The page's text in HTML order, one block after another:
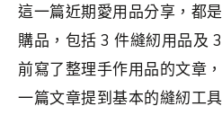
這一篇近期愛用品分享，都
購品，包括 3 件縫紉用品及
前寫了整理手作用品的文章
一篇文章提到基本的縫紉工